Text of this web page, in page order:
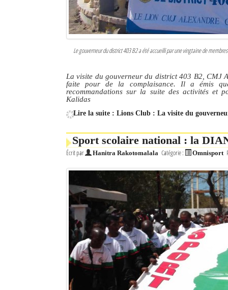
Le gouverneur du district 403 B2 a été accueilli par une vingtaine de
La visite du gouverneur du district 403 B2, CMJ
faite pour de la complaisance. Il a émis
recommandations sur la suite des activités et
Kalidas
Lire la suite : Lions Club : La visite du
Sport scolaire national : la
Écrit par Hanitra Rakotomalala Catégorie : Omnisport